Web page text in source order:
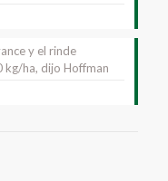
y el rinde
kg/ha, dijo Hoffman